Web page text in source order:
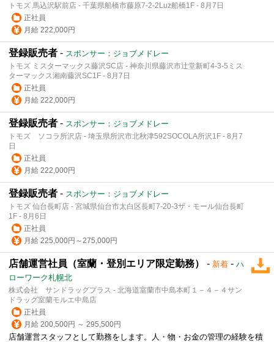
トモズ 馬込沢駅前店 - 千葉県船橋市藤原7-2-2Luz船橋1F - 8月7日
正社員
月給 222,000円
登録販売者 - スポンサー：ジョブメドレー
トモズ ミスターマックス藤沢SC店 - 神奈川県藤沢市辻堂新町4-3-5ミス
ターマックス湘南藤沢SC1F - 8月7日
正社員
月給 222,000円
登録販売者 - スポンサー：ジョブメドレー
トモズ ソコラ所沢店 - 埼玉県所沢市北秋津592SOCOLA所沢1F - 8月7
日
正社員
月給 222,000円
登録販売者 - スポンサー：ジョブメドレー
トモズ 仙台長町店 - 宮城県仙台市太白区長町7-20-3ザ・モール仙台長町
1F - 8月6日
正社員
月給 225,000円～275,000円
店舗運営社員（室蘭・登別エリア限定勤務） - 新着 - ハ
ローワーク札幌北
株式会社 サンドラッグプラス - 北海道室蘭市中島本町１－４－４サン
ドラッグ室蘭モルエ中島店
正社員
月給 200,500円 ～ 295,500円
店舗運営スタッフとして勤務をします。人・物・お金の管理の経験を積